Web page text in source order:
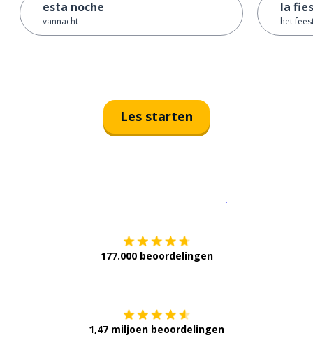
esta noche
vannacht
la
het
Les starten
177.000 beoordelingen
1,47 miljoen beoordelingen